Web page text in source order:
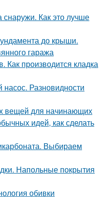
Как это лучше
до крыши.
гаража
Как производится кладка
Разновидности
вещей для начинающих
идей, как сделать
Выбираем
Напольные покрытия
обивки